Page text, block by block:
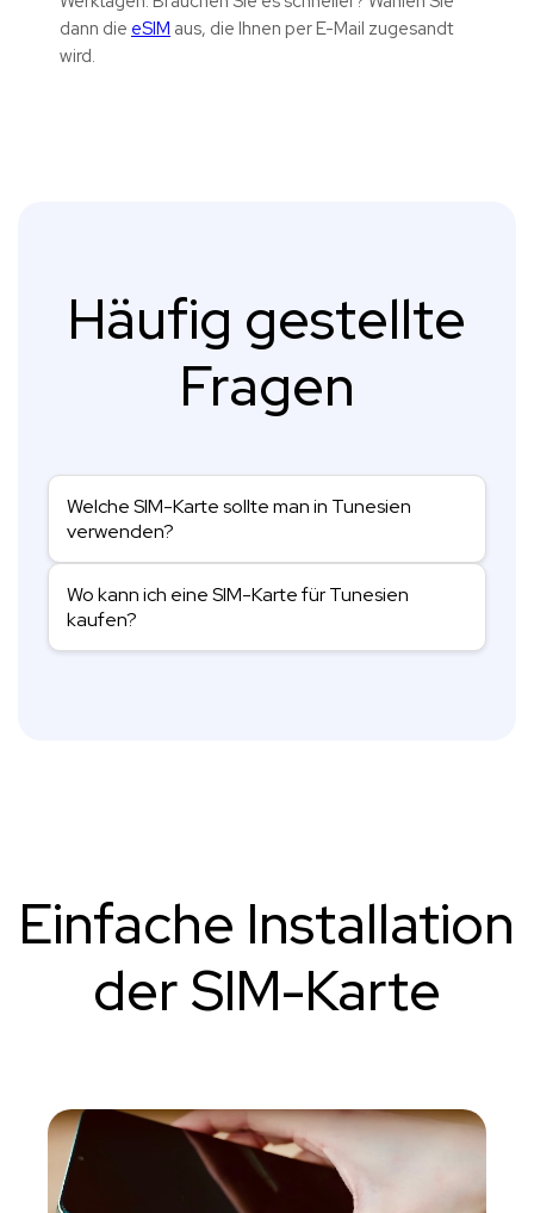
dann die eSIM aus, die Ihnen per E-Mail zugesandt
wird.
Häufig gestellte
Fragen
Welche SIM-Karte sollte man in Tunesien
verwenden?
Wo kann ich eine SIM-Karte für Tunesien
kaufen?
Einfache Installation
der SIM-Karte